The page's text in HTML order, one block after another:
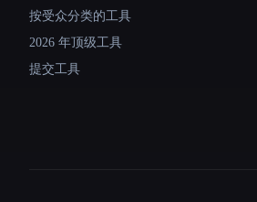
按受众分类的工具
2026 年顶级工具
提交工具